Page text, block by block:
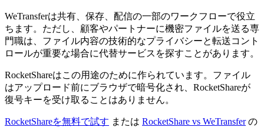
WeTransferは共有、保存、配信の一部のワークフローで役立
ちます。ただし、顧客やパートナーに機密ファイルを送る専
門職は、ファイル内容の技術的なプライバシーと転送コント
ロールが重要な場合に代替サービスを探すことがあります。
RocketShareはこの用途のために作られています。ファイル
はアップロード前にブラウザで暗号化され、RocketShareが
復号キーを受け取ることはありません。
RocketShareを無料で試す または RocketShare vs WeTransferの